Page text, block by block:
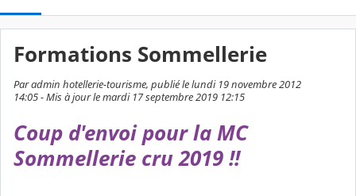
Formations Sommellerie
Par admin hotellerie-tourisme, publié le lundi 19 novembre 2012
14:05 - Mis à jour le mardi 17 septembre 2019 12:15
Coup d'envoi pour la MC
Sommellerie cru 2019 !!